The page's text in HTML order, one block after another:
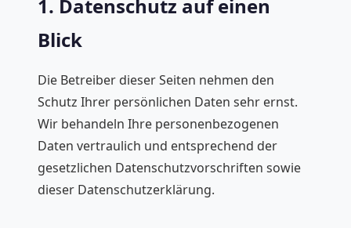
1. Datenschutz auf einen
Blick
Die Betreiber dieser Seiten nehmen den
Schutz Ihrer persönlichen Daten sehr ernst.
Wir behandeln Ihre personenbezogenen
Daten vertraulich und entsprechend der
gesetzlichen Datenschutzvorschriften sowie
dieser Datenschutzerklärung.